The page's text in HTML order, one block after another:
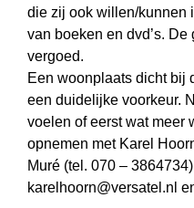
die zij ook willen/kunnen
van boeken en dvd’s.
vergoed.
Een woonplaats dicht bij
een duidelijke voorkeur.
voelen of eerst wat meer
opnemen met Karel
Muré (tel. 070 –
karelhoorn@versatel.nl